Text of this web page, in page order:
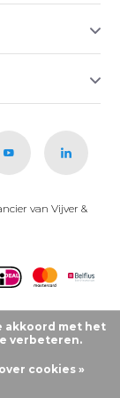
van Vijver &
akkoord met het
verbeteren.
cookies »